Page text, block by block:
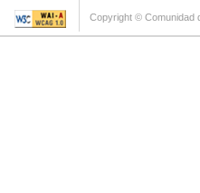
Copyright © Comunidad